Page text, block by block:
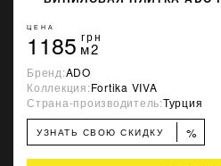
ЦЕНА
1185 грн
м2
Бренд:ADO
Коллекция:Fortika VIVA
Страна-производитель:Турция
УЗНАТЬ СВОЮ СКИДКУ %